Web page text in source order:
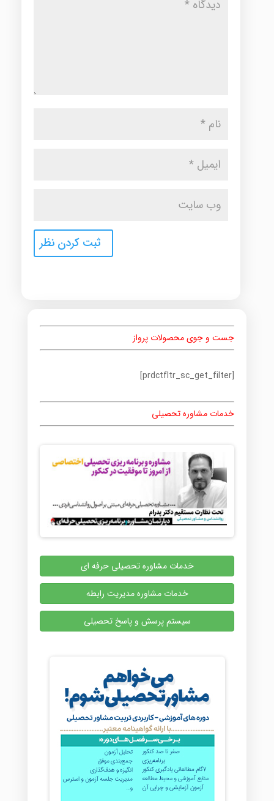
جست و جوی محصولات پرواز
[prdctfltr_sc_get_filter]
خدمات مشاوره تحصیلی
خدمات مشاوره تحصیلی حرفه ای
خدمات مشاوره مدیریت رابطه
سیستم پرسش و پاسخ تحصیلی